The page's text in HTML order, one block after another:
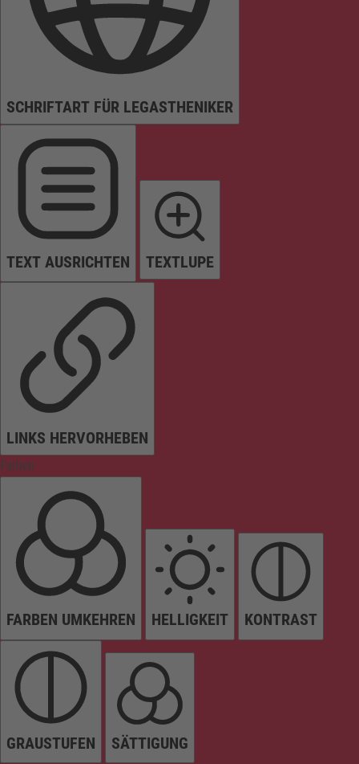
SCHRIFTART FÜR LEGASTHENIKER
TEXT AUSRICHTEN TEXTLUPE
LINKS HERVORHEBEN
Farben
FARBEN UMKEHREN HELLIGKEIT KONTRAST
GRAUSTUFEN SÄTTIGUNG